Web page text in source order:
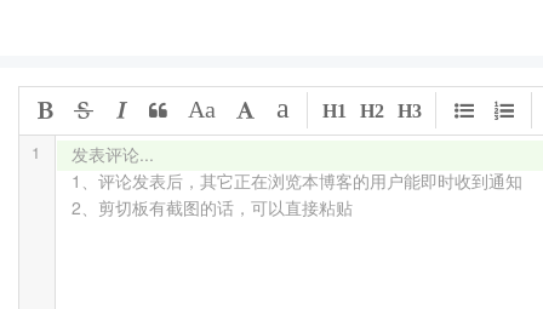
发表评论...
1、评论发表后，其它正在浏览本博客的用户能即时收到通知
2、剪切板有截图的话，可以直接粘贴
1
Aa a H1 H2 H3